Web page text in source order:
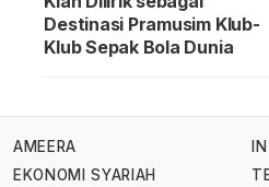
Destinasi Pramusim Klub-
Klub Sepak Bola Dunia
AMEERA
EKONOMI SYARIAH